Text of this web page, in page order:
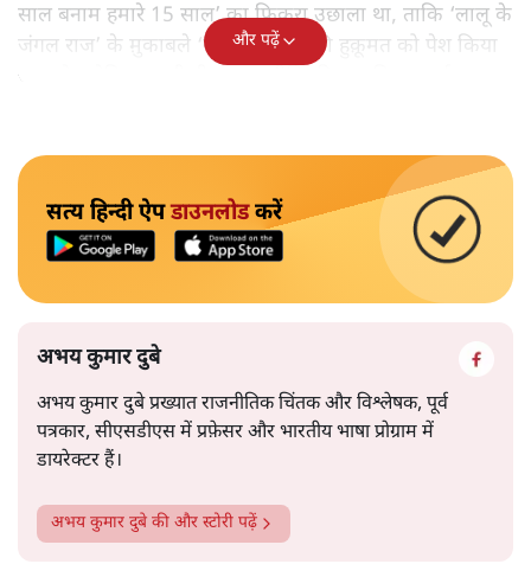
साल बनाम हमारे 15 साल’ का फिकरा उछाला था, ताकि ‘लालू के
जंगल राज’ के मु़काबले ‘सुशासन बाबू’ की हुक़ूमत को पेश किया
जा सके। लेकिन जल्दी ही इस रणनीति की हवा निकल गई।
और पढ़ें
सत्य हिन्दी ऐपडाउनलोडकरें
अभय कुमार दुबे
अभय कुमार दुबे प्रख्यात राजनीतिक चिंतक और विश्लेषक, पूर्व
पत्रकार, सीएसडीएस में प्रफ़ेसर और भारतीय भाषा प्रोग्राम में
डायरेक्टर हैं।
अभय कुमार दुबे की और स्टोरी पढ़ें